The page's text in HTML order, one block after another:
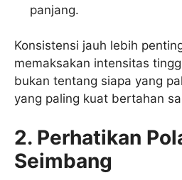
panjang.
Konsistensi jauh lebih
memaksakan intensitas
bukan tentang siapa yang
yang paling kuat bertahan
2. Perhatikan
Seimbang